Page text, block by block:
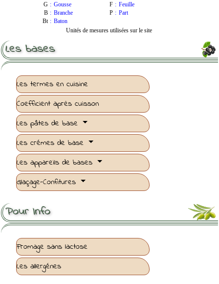
G : Gousse F : Feuille
B : Branche P : Part
Bt : Baton
Unités de mesures utilisées sur le site
Les bases
Les termes en cuisine
Coefficient après cuisson
Les pâtes de base
Les crémes de base
Les appareils de bases
Glaçage-Confitures
Pour Info
Fromage sans lactose
Les allergénes